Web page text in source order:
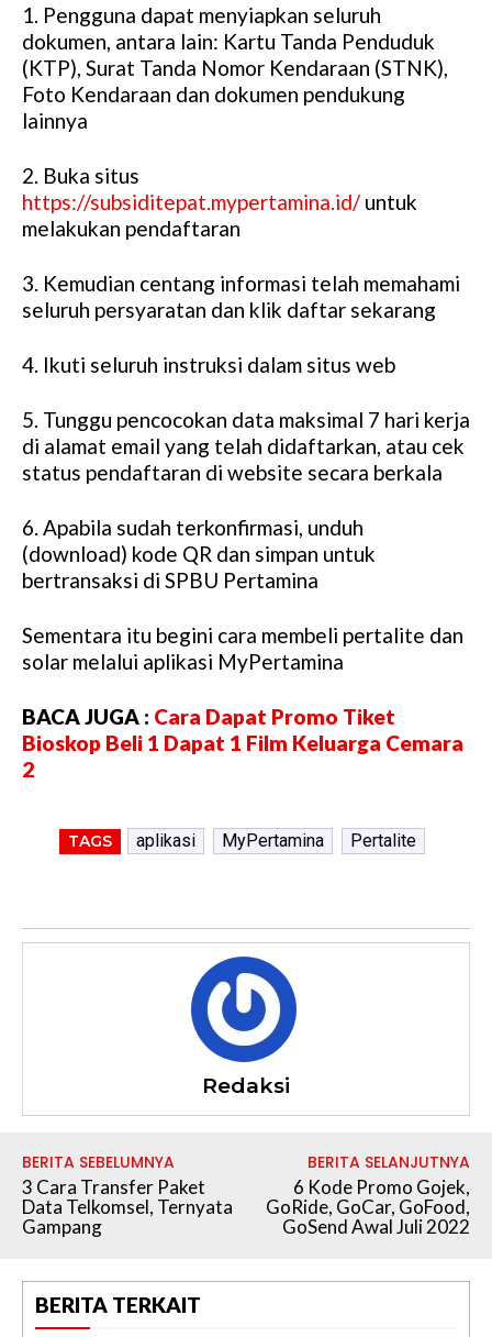
1. Pengguna dapat menyiapkan seluruh
dokumen, antara lain: Kartu Tanda Penduduk
(KTP), Surat Tanda Nomor Kendaraan (STNK),
Foto Kendaraan dan dokumen pendukung
lainnya
2. Buka situs
https://subsiditepat.mypertamina.id/ untuk
melakukan pendaftaran
3. Kemudian centang informasi telah memahami
seluruh persyaratan dan klik daftar sekarang
4. Ikuti seluruh instruksi dalam situs web
5. Tunggu pencocokan data maksimal 7 hari kerja
di alamat email yang telah didaftarkan, atau cek
status pendaftaran di website secara berkala
6. Apabila sudah terkonfirmasi, unduh
(download) kode QR dan simpan untuk
bertransaksi di SPBU Pertamina
Sementara itu begini cara membeli pertalite dan
solar melalui aplikasi MyPertamina
BACA JUGA : Cara Dapat Promo Tiket
Bioskop Beli 1 Dapat 1 Film Keluarga Cemara
2
TAGS aplikasi MyPertamina Pertalite
Redaksi
BERITA SEBELUMNYA
3 Cara Transfer Paket
Data Telkomsel, Ternyata
Gampang
BERITA SELANJUTNYA
6 Kode Promo Gojek,
GoRide, GoCar, GoFood,
GoSend Awal Juli 2022
BERITA TERKAIT